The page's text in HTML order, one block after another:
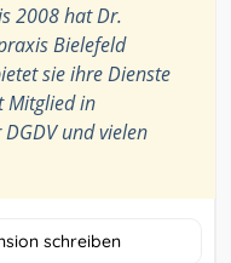
2008 hat Dr.
Bielefeld
sie ihre Dienste
Mitglied in
und vielen
schreiben